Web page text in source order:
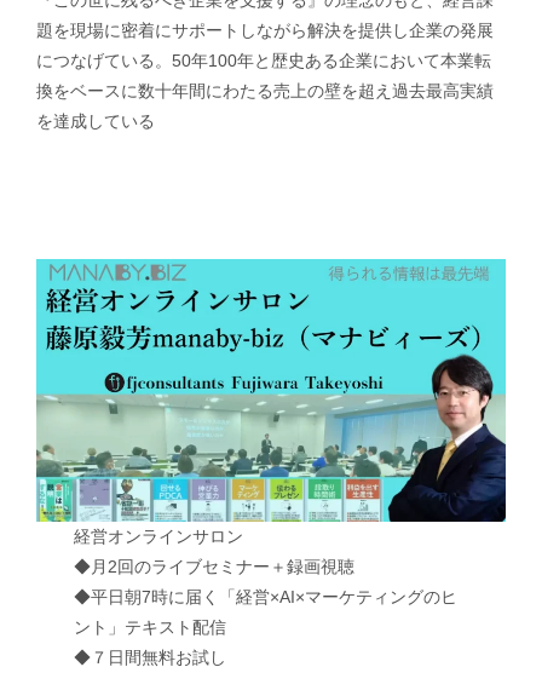
題を現場に密着にサポートしながら解決を提供し企業の発展
につなげている。50年100年と歴史ある企業において本業転
換をベースに数十年間にわたる売上の壁を超え過去最高実績
を達成している
経営オンラインサロン
◆月2回のライブセミナー＋録画視聴
◆平日朝7時に届く「経営×AI×マーケティングのヒ
ント」テキスト配信
◆７日間無料お試し